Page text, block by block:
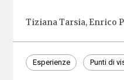
Tiziana Tarsia Enrico
Esperienze Punti di